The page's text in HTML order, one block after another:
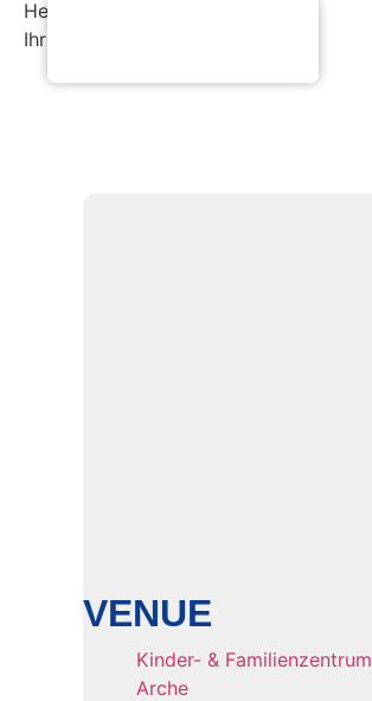
Herzliche Grüße
Ihr Arche Café Team
VENUE
Kinder- & Familienzentrum
Arche